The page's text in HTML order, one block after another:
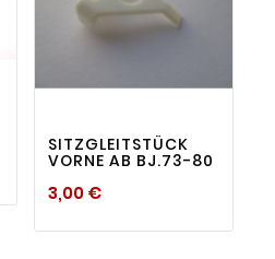
 visibility
SITZGLEITSTÜCK
VORNE AB BJ.73-80
3,00 €Preis